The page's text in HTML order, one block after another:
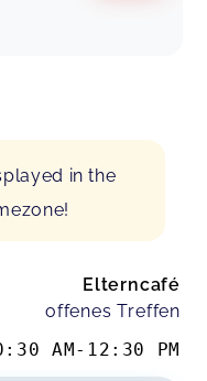
in the
Elterncafé
offenes Treffen
AM- 12:30 PM